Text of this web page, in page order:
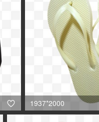
 1937*2000